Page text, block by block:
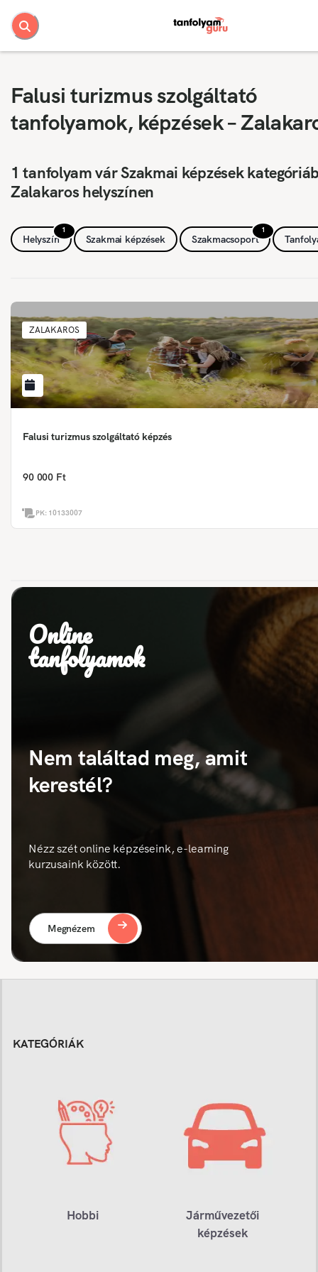
Falusi turizmus szolgáltató
tanfolyamok, képzések –
1 tanfolyam vár Szakmai képzések
Zalakaros helyszínen
1
Helyszín Szakmai képzések
1
Szakmacsoport
ZALAKAROS
Falusi turizmus szolgáltató képzés
90 000 Ft
PK: 10133007
Online
tanfolyamok
Nem találtad meg, amit
kerestél?
Nézz szét online képzéseink, e-learning
kurzusaink között.
Megnézem
KATEGÓRIÁK
Hobbi
Járművezetői
képzések